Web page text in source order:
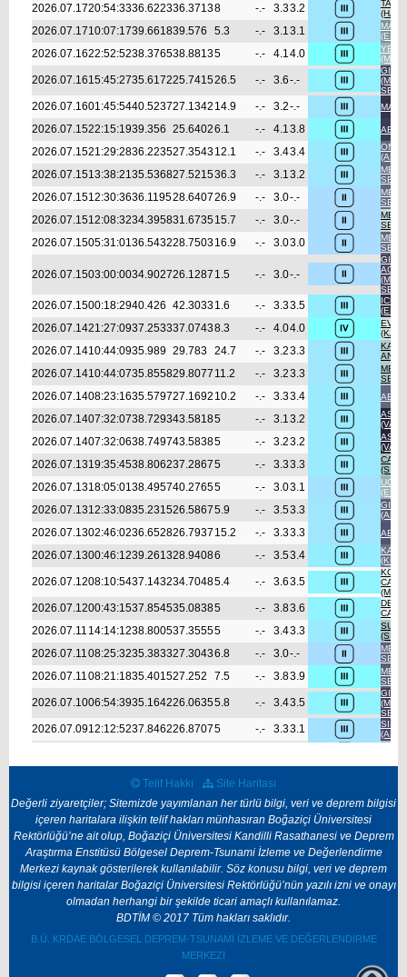
Telif Hakkı
Site Haritası
Değerli ziyaretçiler; Sitemizde yayımlanan her türlü bilgi, veri ve deprem bilgisi
içeren haritalara ilişkin telif hakları münhasıran Boğaziçi Üniversitesi
Rektörlüğü’ne ait olup, Boğaziçi Üniversitesi Kandilli Rasathanesi ve Deprem
Araştırma Enstitüsü Bölgesel Deprem-Tsunami İzleme ve Değerlendirme
Merkezi kaynak gösterilerek kullanılabilir. Söz konusu bilgi, veri ve deprem
bilgisi içeren haritalar Boğaziçi Üniversitesi Rektörlüğü’nün yazılı izni ve onayı
olmadan herhangi bir şekilde ticari amaçlı kullanılamaz.
BDTİM © 2017 Tüm hakları saklıdır.
B.Ü. KRDAE BÖLGESEL DEPREM-TSUNAMI İZLEME VE DEĞERLENDIRME
MERKEZI